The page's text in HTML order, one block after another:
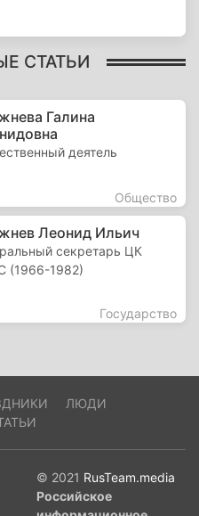
СТАТЬИ
Галина
деятель
Общество
Леонид Ильич
секретарь ЦК
(1966-1982)
Государство
ЛЮДИ
© 2021 RusTeam.media
Российское